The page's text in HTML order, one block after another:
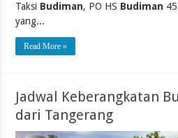
Taksi Budiman, PO HS Budiman
yang...
Read More »
Jadwal Keberangkatan
dari Tangerang